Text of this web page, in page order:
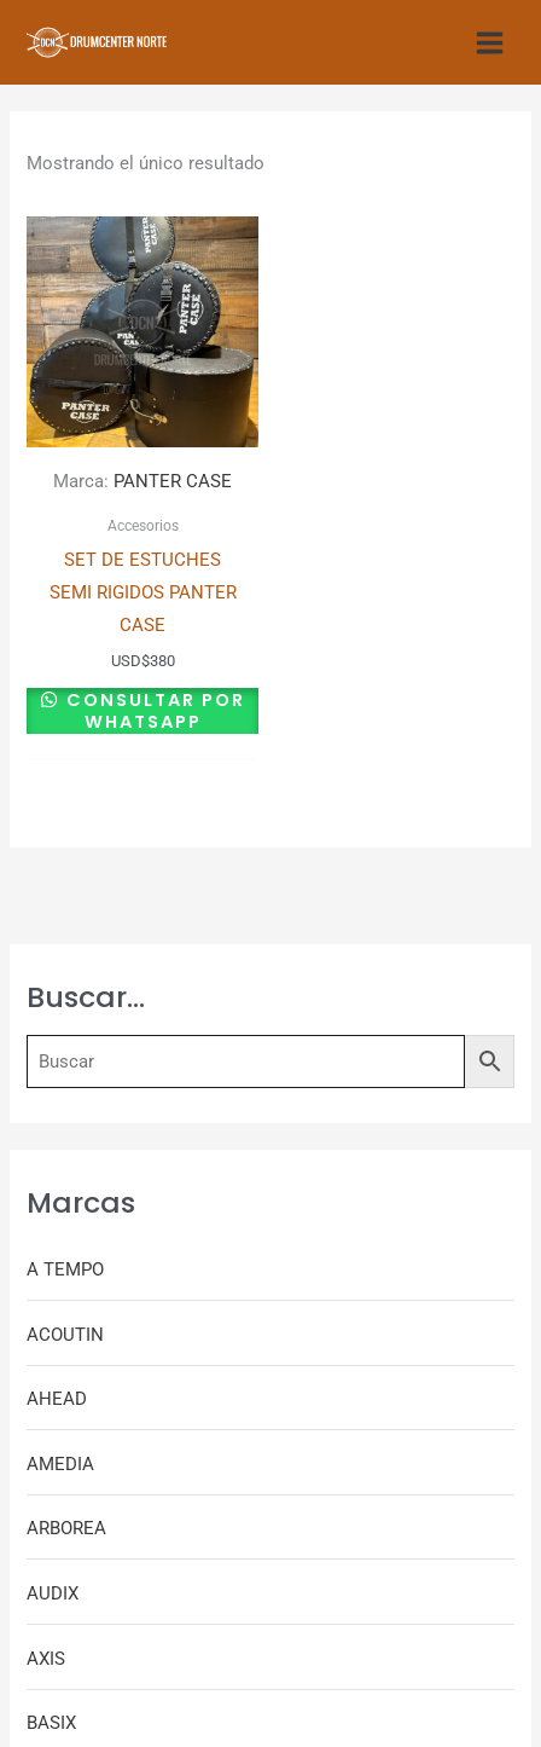
contenido
Mostrando el único resultado
Marca: PANTER CASE
Accesorios
SET DE ESTUCHES
SEMI RIGIDOS PANTER
CASE
USD$380
CONSULTAR POR
WHATSAPP
Buscar…
Marcas
A TEMPO
ACOUTIN
AHEAD
AMEDIA
ARBOREA
AUDIX
AXIS
BASIX